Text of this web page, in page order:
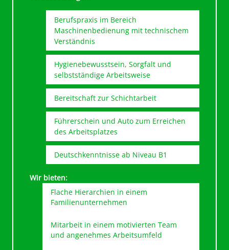
Voraussetzungen:
Berufspraxis im Bereich
Maschinenbedienung mit technischem
Verständnis
Hygienebewusstsein, Sorgfalt und
selbstständige Arbeitsweise
Bereitschaft zur Schichtarbeit
Führerschein und Auto zum Erreichen
des Arbeitsplatzes
Deutschkenntnisse ab Niveau B1
Wir bieten:
Familienunternehmen